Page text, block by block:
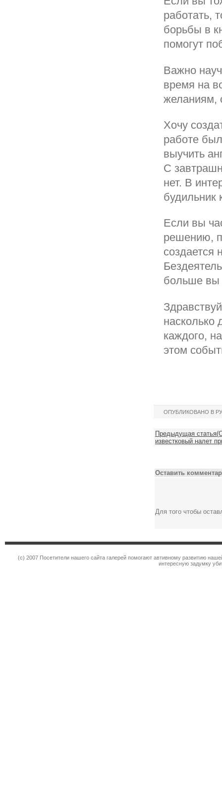
работать,
борьбы в
помогут
Важно
время на
желаниям,
Хочу
работе
выучить
С
нет. В
будильник
Если вы
решению,
создается
больше вы
насколько
каждого,
этом
ОПУБЛИКОВАНО В
Предыдущая
известковый налет
Оставить
Для того чтобы
(c) 2007 Посетители нашего сайта галерей помогают автивному развитию
интересную задумку